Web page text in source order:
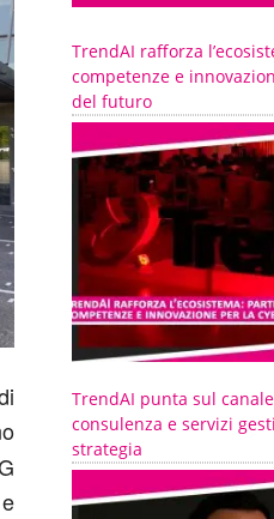
TrendAI rafforza
competenze e
del futuro
TrendAI punta sul
consulenza e servizi
strategia